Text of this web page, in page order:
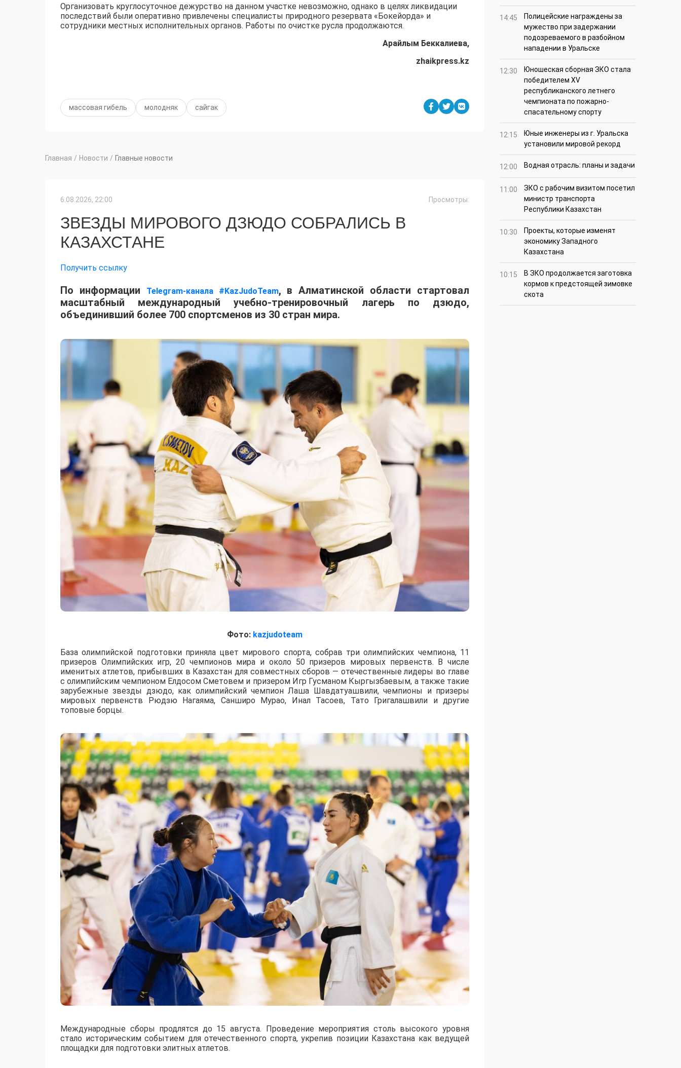
Организовать круглосуточное дежурство на данном участке невозможно, однако в целях ликвидации
последствий были оперативно привлечены специалисты природного резервата «Бокейорда» и
сотрудники местных исполнительных органов. Работы по очистке русла продолжаются.
Арайлым Беккалиева,
zhaikpress.kz
массовая гибель молодняк сайгак
Главная / Новости / Главные новости
6.08.2026, 22:00 Просмотры:
ЗВЕЗДЫ МИРОВОГО ДЗЮДО СОБРАЛИСЬ В
КАЗАХСТАНЕ
Получить ссылку
По информации Telegram-канала #KazJudoTeam, в Алматинской области стартовал
масштабный международный учебно-тренировочный лагерь по дзюдо,
объединивший более 700 спортсменов из 30 стран мира.
Фото: kazjudoteam
База олимпийской подготовки приняла цвет мирового спорта, собрав три олимпийских чемпиона, 11
призеров Олимпийских игр, 20 чемпионов мира и около 50 призеров мировых первенств. В числе
именитых атлетов, прибывших в Казахстан для совместных сборов — отечественные лидеры во главе
с олимпийским чемпионом Елдосом Сметовем и призером Игр Гусманом Кыргызбаевым, а также такие
зарубежные звезды дзюдо, как олимпийский чемпион Лаша Шавдатуашвили, чемпионы и призеры
мировых первенств Рюдзю Нагаяма, Санширо Мурао, Инал Тасоев, Тато Григалашвили и другие
топовые борцы.
Международные сборы продлятся до 15 августа. Проведение мероприятия столь высокого уровня
стало историческим событием для отечественного спорта, укрепив позиции Казахстана как ведущей
площадки для подготовки элитных атлетов.
14:45
Полицейские награждены за
мужество при задержании
подозреваемого в разбойном
нападении в Уральске
12:30
Юношеская сборная ЗКО стала
победителем XV
республиканского летнего
чемпионата по пожарно-
спасательному спорту
12:15
Юные инженеры из г. Уральска
установили мировой рекорд
12:00 Водная отрасль: планы и задачи
11:00
ЗКО с рабочим визитом посетил
министр транспорта
Республики Казахстан
10:30
Проекты, которые изменят
экономику Западного
Казахстана
10:15
В ЗКО продолжается заготовка
кормов к предстоящей зимовке
скота